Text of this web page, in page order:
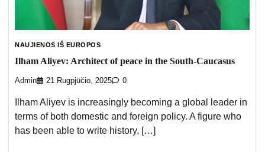
NAUJIENOS IŠ EUROPOS
Ilham Aliyev: Architect of peace in the South-Caucasus
Admin 21 Rugpjūčio, 2025 0
Ilham Aliyev is increasingly becoming a global leader in
terms of both domestic and foreign policy. A figure who
has been able to write history, […]